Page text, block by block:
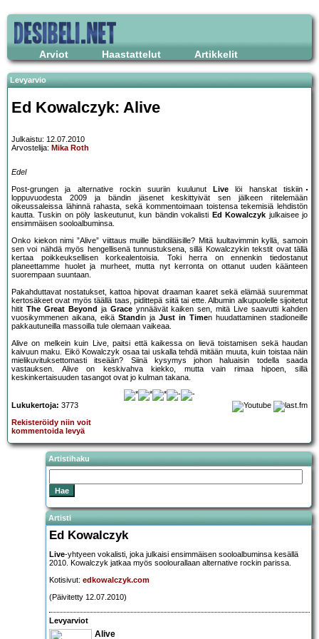
Arviot Haastattelut Artikkelit
Levyarvio
Ed Kowalczyk: Alive
Julkaistu: 12.07.2010
Arvostelija: Mika Roth
Edel
Post-grungen ja alternative rockin suuriin kuulunut
Live löi hanskat tiskiin
loppuvuodesta 2009 ja bändin jäsenet keskittyivät sen jälkeen riitelemään
oikeussaleissa lähinnä rahasta, sekä kommentoimaan toistensa tekemisiä lehdistön
kautta. Tuskin on pöly laskeutunut, kun bändin vokalisti Ed Kowalczyk julkaisee jo
ensimmäisen sooloalbuminsa.
Onko kiekon nimi ”Alive” viittaus muille bändiläisille? Mitä luultavimmin kyllä, samoin
sen voi nähdä myös hengellisenä tunnustuksena, sillä Kowalczykin tekstit ovat tällä
kertaa poikkeuksellisen korkealentoisia. Toki herra on ennenkin tiedostanut
planeettamme huolet ja murheet, mutta nyt kerronta on ottanut uuden käänteen
suorempaan suuntaan.
Pakahduttavat nostatukset, kattoa hipovat draaman kaaret sekä elämää suuremmat
kertosäkeet ovat myös täällä taas, pidittepä siitä tai ette. Albumin alkupuolelle sijoitetut
hitit The Great Beyond ja Graceynnäävät kaiken sen, mitä Live saavutti kahden
vuosikymmenen aikana, eikä Standin ja Just in Timen huudattaminen stadioneille
pakkautuneilla massoilla tule olemaan vaikeaa.
Alive on melkein kuin Live, paitsi että kaikessa on lievä toistamisen sekä haudan
kaivuun maku. Eikö Kowalczyk osaa tai uskalla tehdä mitään muuta, kuin toistaa näin
mielikuvituksettomasti itseään? Siinä kysymys johon haluaisin todella saada
vastauksen. Alive on keskivahva kiekko, mutta vain rimaa hipoen, sillä
keskinkertaisuuden tasangot ovat jo kulman takana.
Lukukertoja: 3773
Rekisteröidy niin voit
kommentoida levyä
Artistihaku
Artisti
Ed Kowalczyk
Live-yhtyeen vokalisti, joka julkaisi ensimmäisen sooloalbuminsa kesällä
2010. Kowalczyk jatkaa myös soolourallaan alternative rockin parissa.
Kotisivut: edkowalczyk.com
(Päivitetty 12.07.2010)
Levyarviot
Alive